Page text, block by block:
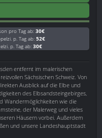
pro Tag ab: 30€
p. Tag ab: 52€
p. Tag ab: 30€
entfernt im malerischen
Sächsischen Schweiz. Von
Ausblick auf die Elbe und
des Elbsandsteingebirges,
Wandermöglichkeiten wie die
der Malerweg und vieles
Häusern vorbei. Außerdem
und unsere Landeshauptstadt